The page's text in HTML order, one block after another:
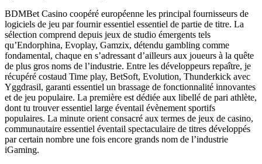
BDMBet Casino coopéré européenne les principal fournisseurs de
logiciels de jeu par fournir essentiel essentiel de partie de titre. La
sélection comprend depuis jeux de studio émergents tels
qu’Endorphina, Evoplay, Gamzix, détendu gambling comme
fondamental, chaque en s’adressant d’ailleurs aux joueurs à la quête
de plus gros noms de l’industrie. Entre les développeurs repaître, je
récupéré costaud Time play, BetSoft, Evolution, Thunderkick avec
Yggdrasil, garanti essentiel un brassage de fonctionnalité innovantes
et de jeu populaire. La première est dédiée aux libellé de pari athlète,
dont tu trouver essentiel large éventail évènement sportifs
populaires. La minute orient consacré aux termes de jeux de casino,
communautaire essentiel éventail spectaculaire de titres développés
par certain nombre une fois encore grands nom de l’industrie
iGaming.